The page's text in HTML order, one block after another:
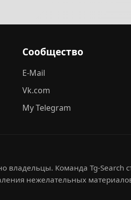
Сообщество
E-Mail
Vk.com
My Telegram
владельцы. Команда Tg-Search
нежелательных